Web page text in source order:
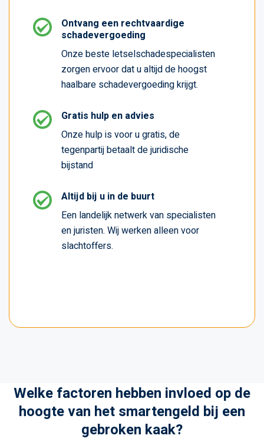
Ontvang een rechtvaardige
schadevergoeding
Onze beste letselschadespecialisten
zorgen ervoor dat u altijd de hoogst
haalbare schadevergoeding krijgt.
Gratis hulp en advies
Onze hulp is voor u gratis, de
tegenpartij betaalt de juridische
bijstand
Altijd bij u in de buurt
Een landelijk netwerk van specialisten
en juristen. Wij werken alleen voor
slachtoffers.
Welke factoren hebben invloed op de
hoogte van het smartengeld bij een
gebroken kaak?